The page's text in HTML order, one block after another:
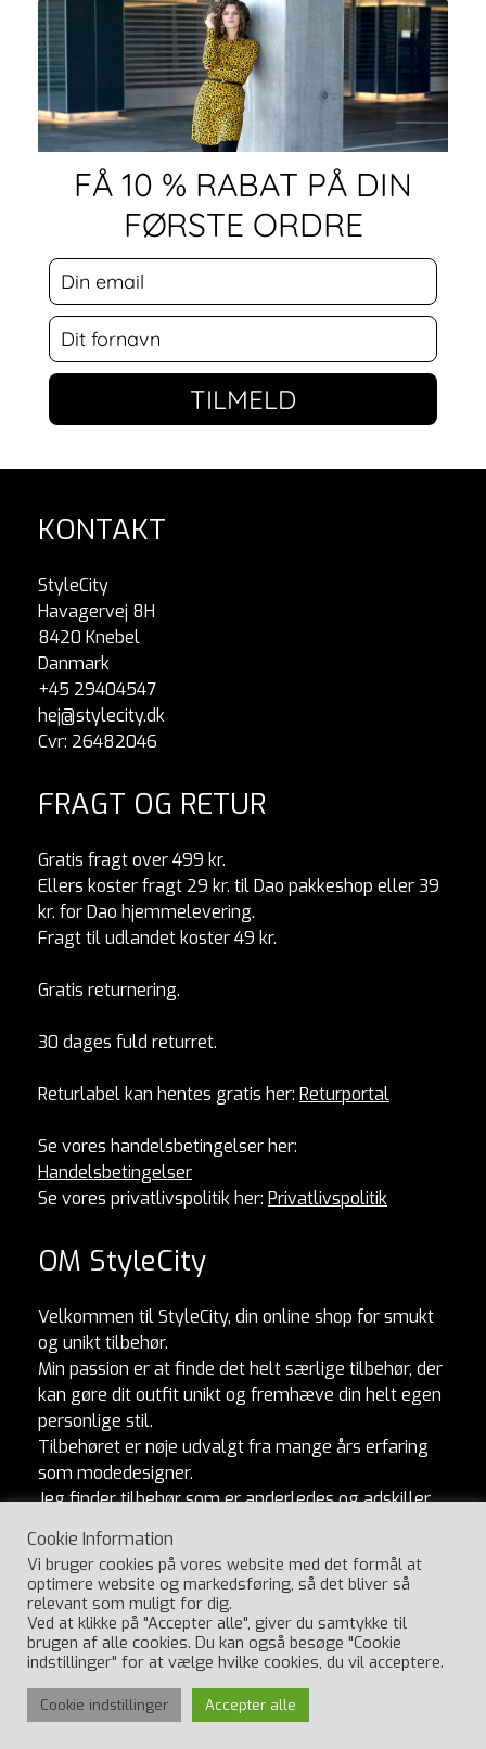
FÅ 10 % RABAT PÅ DIN
FØRSTE ORDRE
TILMELD
KONTAKT
StyleCity
Havagervej 8H
8420 Knebel
Danmark
+45 29404547
hej@stylecity.dk
Cvr: 26482046
FRAGT OG RETUR
Gratis fragt over 499 kr.
Ellers koster fragt 29 kr. til Dao pakkeshop eller 39
kr. for Dao hjemmelevering.
Fragt til udlandet koster 49 kr.
Gratis returnering.
30 dages fuld returret.
Returlabel kan hentes gratis her: Returportal
Se vores handelsbetingelser her:
Handelsbetingelser
Se vores privatlivspolitik her: Privatlivspolitik
OM StyleCity
Velkommen til StyleCity, din online shop for smukt
og unikt tilbehør.
Min passion er at finde det helt særlige tilbehør, der
kan gøre dit outfit unikt og fremhæve din helt egen
personlige stil.
Tilbehøret er nøje udvalgt fra mange års erfaring
som modedesigner.
Jeg finder tilbehør som er anderledes og adskiller
sig fra mængden. Og som naturligvis er lavet af
ordentlige materialer og produceret med omtanke.
Jeg håber, du vil elske at udforske min kollektion
lige så meget, som jeg elsker at skabe den.
Har du spørgsmål, så ring til Ulla på 29404547.
Cookie Information
Vi bruger cookies på vores website med det formål at
optimere website og markedsføring, så det bliver så
relevant som muligt for dig.
Ved at klikke på "Accepter alle", giver du samtykke til
brugen af alle cookies. Du kan også besøge "Cookie
indstillinger" for at vælge hvilke cookies, du vil acceptere.
Cookie indstillinger Accepter alle